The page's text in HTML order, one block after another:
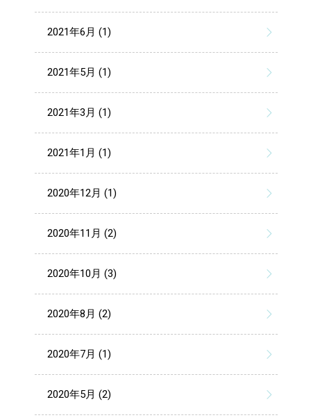
2021年6月 (1)
2021年5月 (1)
2021年3月 (1)
2021年1月 (1)
2020年12月 (1)
2020年11月 (2)
2020年10月 (3)
2020年8月 (2)
2020年7月 (1)
2020年5月 (2)